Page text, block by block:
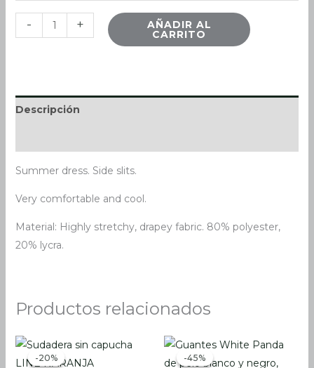
- + AÑADIR AL
CARRITO
Descripción
Summer dress. Side slits.
Very comfortable and cool.
Material: Highly stretchy, drapey fabric. 80% polyester,
20% lycra.
Productos relacionados
-20%
-20%
El
precio
original
El
precio
-45%
-45%
El
precio
original
El
precio
actual